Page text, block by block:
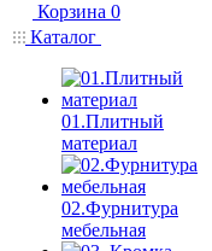
Корзина 0
Каталог
01.Плитный
материал
02.Фурнитура
мебельная